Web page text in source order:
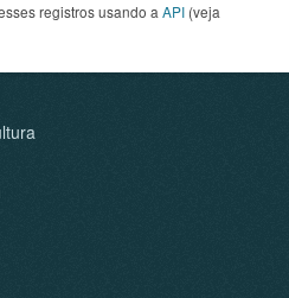
registros usando a API (veja